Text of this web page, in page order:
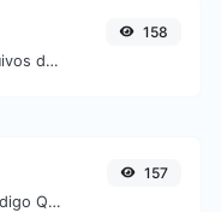
Converta facilmente arquivos de imagem WEBP para GIF.
158
Envie uma imagem de código QR e extraia os dados contidos nela.
157